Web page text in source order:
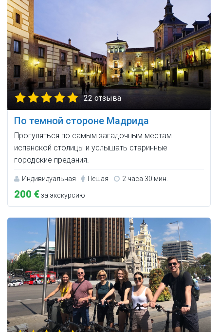
22 отзыва
По темной стороне Мадрида
Прогуляться по самым загадочным местам
испанской столицы и услышать старинные
городские предания.
Индивидуальная Пешая 2 часа 30 мин.
200 €за экскурсию